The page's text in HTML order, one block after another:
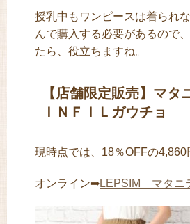
授乳中もワンピースは着られ
んで購入する必要があるので
たら、役立ちますね。
【店舗限定販売】マタ
ＩＮＦＩＬガウチョ
現時点では、18％OFFの4,860
オンライン➡LEPSIM マタニ